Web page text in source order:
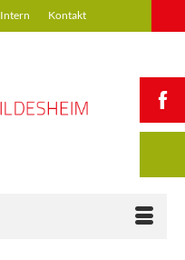
Intern Kontakt